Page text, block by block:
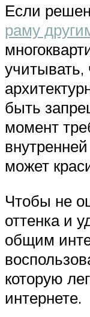
Если
раму
учитывать,
быть
момент
может
Чтобы не
оттенка и
общим
которую
интернете.